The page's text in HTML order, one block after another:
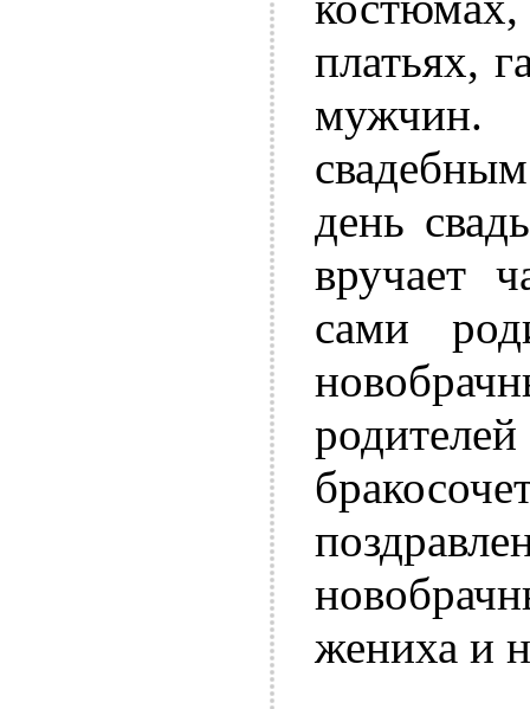
платьях,
день
вручает
сами
жениха и